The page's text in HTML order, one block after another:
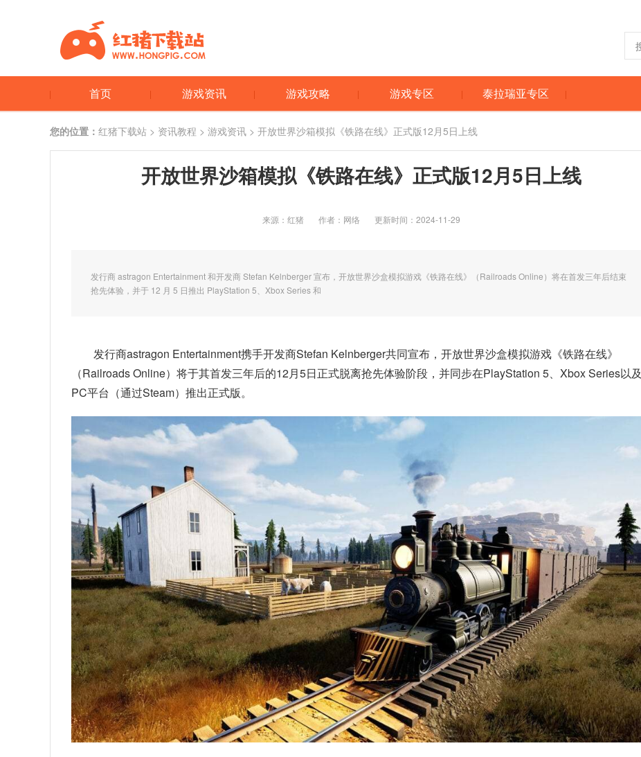
首页 游戏资讯 游戏攻略 游戏专区 泰拉瑞亚专区
您的位置： 红猪下载站 > 资讯教程 > 游戏资讯 > 开放世界沙箱模拟《铁路在线》正式版12月5日上线
开放世界沙箱模拟《铁路在线》正式版12月5日上线
来源：红猪 作者：网络 更新时间：2024-11-29
发行商 astragon Entertainment 和开发商 Stefan Kelnberger 宣布，开放世界沙盒模拟游戏《铁路在线》（Railroads Online）将在首发三年后结束
抢先体验，并于 12 月 5 日推出 PlayStation 5、Xbox Series 和
发行商astragon Entertainment携手开发商Stefan Kelnberger共同宣布，开放世界沙盒模拟游戏《铁路在线》
（Railroads Online）将于其首发三年后的12月5日正式脱离抢先体验阶段，并同步在PlayStation 5、Xbox Series以及
PC平台（通过Steam）推出正式版。